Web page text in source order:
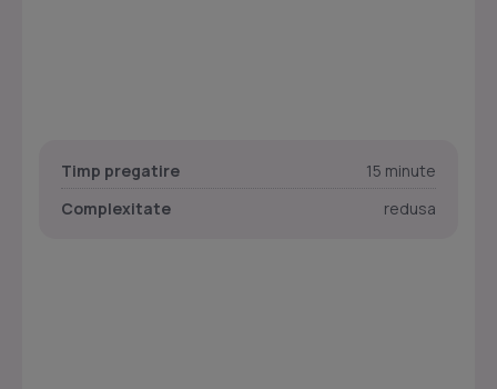
Timp pregatire
15 minute
Complexitate
redusa